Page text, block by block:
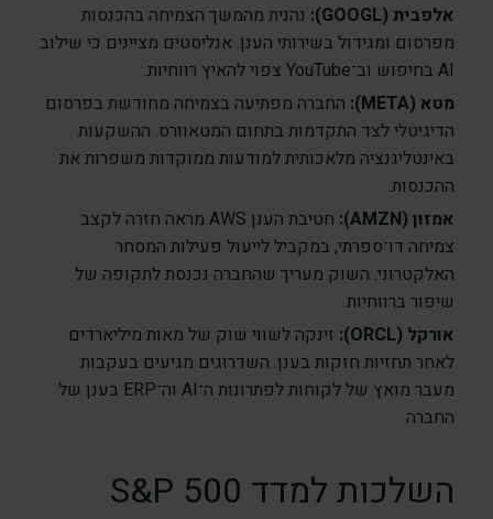
אלפבית (GOOGL):
נהנית מהמשך הצמיחה בהכנסות
מפרסום ומגידול בשירותי הענן. אנליסטים מציינים כי שילוב
AI בחיפוש וב־YouTube צפוי להאיץ רווחיות.
מטא (META):
החברה מפתיעה בצמיחה מחודשת בפרסום
הדיגיטלי לצד התקדמות בתחום המטאוורס. ההשקעות
באינטליגנציה מלאכותית למודעות ממוקדות משפרות את
ההכנסות.
אמזון (AMZN):
חטיבת הענן AWS מראה חזרה לקצב
צמיחה דו־ספרתי, במקביל לייעול פעילות המסחר
האלקטרוני. השוק מעריך שהחברה נכנסת לתקופה של
שיפור ברווחיות.
אורקל (ORCL):
זינקה לשווי שוק של מאות מיליארדים
לאחר תחזיות חזקות בענן. השדרוגים מגיעים בעקבות
מעבר מואץ של לקוחות לפתרונות ה־AI וה־ERP בענן של
החברה
השלכות למדד S&P 500